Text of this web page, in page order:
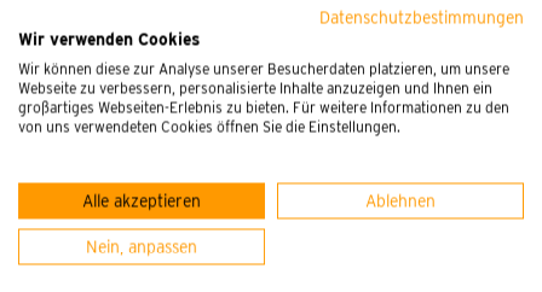
Datenschutzbestimmungen
Wir verwenden Cookies
Wir können diese zur Analyse unserer Besucherdaten platzieren, um unsere
Webseite zu verbessern, personalisierte Inhalte anzuzeigen und Ihnen ein
großartiges Webseiten-Erlebnis zu bieten. Für weitere Informationen zu den
von uns verwendeten Cookies öffnen Sie die Einstellungen.
Alle akzeptieren Ablehnen
Nein, anpassen